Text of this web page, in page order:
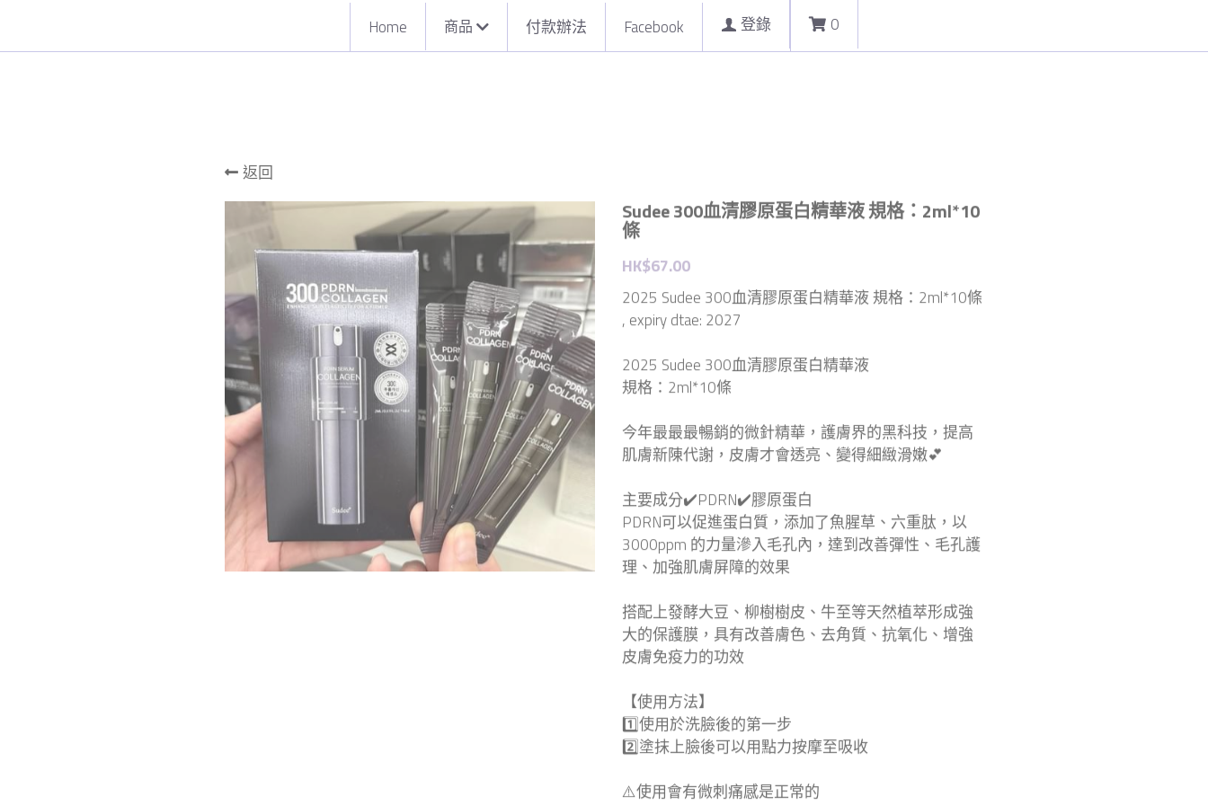
Home 商品 付款辦法 Facebook 登錄 0
返回
Sudee 300血清膠原蛋白精華液 規格：2ml*10
條
HK$67.00
2025 Sudee 300血清膠原蛋白精華液 規格：2ml*10條
, expiry dtae: 2027
2025 Sudee 300血清膠原蛋白精華液
規格：2ml*10條
今年最最最暢銷的微針精華，護膚界的黑科技，提高
肌膚新陳代謝，皮膚才會透亮、變得細緻滑嫩💕
主要成分✔️PDRN✔️膠原蛋白
PDRN可以促進蛋白質，添加了魚腥草、六重肽，以
3000ppm 的力量滲入毛孔內，達到改善彈性、毛孔護
理、加強肌膚屏障的效果
搭配上發酵大豆、柳樹樹皮、牛至等天然植萃形成強
大的保護膜，具有改善膚色、去角質、抗氧化、增強
皮膚免疫力的功效
【使用方法】
1️⃣使用於洗臉後的第一步
2️⃣塗抹上臉後可以用點力按摩至吸收
⚠️使用會有微刺痛感是正常的